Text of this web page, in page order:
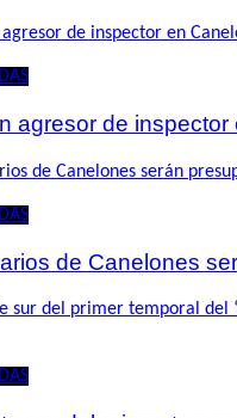
agresor de inspector
de Canelones